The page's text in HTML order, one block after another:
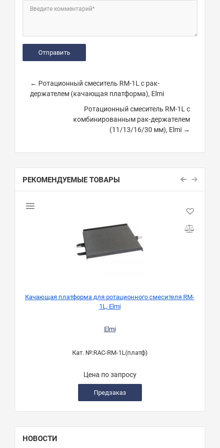
Введите комментарий*
← Ротационный смеситель RM-1L с рак-
держателем (качающая платформа), Elmi
Ротационный смеситель RM-1L с
комбинированным рак-держателем
(11/13/16/30 мм), Elmi →
РЕКОМЕНДУЕМЫЕ ТОВАРЫ
Качающая платформа для ротационного смесителя RM-
1L, Elmi
Elmi
Кат. №:RAC-RM-1L(платф)
Цена по запросу
Предзаказ
НОВОСТИ